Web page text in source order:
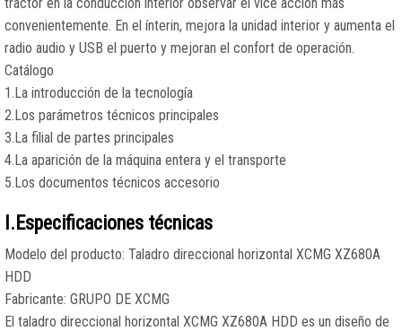
convenientemente. En el ínterin, mejora la unidad interior y aumenta el
radio audio y USB el puerto y mejoran el confort de operación.
Catálogo
1.La introducción de la tecnología
2.Los parámetros técnicos principales
3.La filial de partes principales
4.La aparición de la máquina entera y el transporte
5.Los documentos técnicos accesorio
I.Especificaciones técnicas
Modelo del producto: Taladro direccional horizontal XCMG XZ680A
HDD
Fabricante: GRUPO DE XCMG
El taladro direccional horizontal XCMG XZ680A HDD es un diseño de